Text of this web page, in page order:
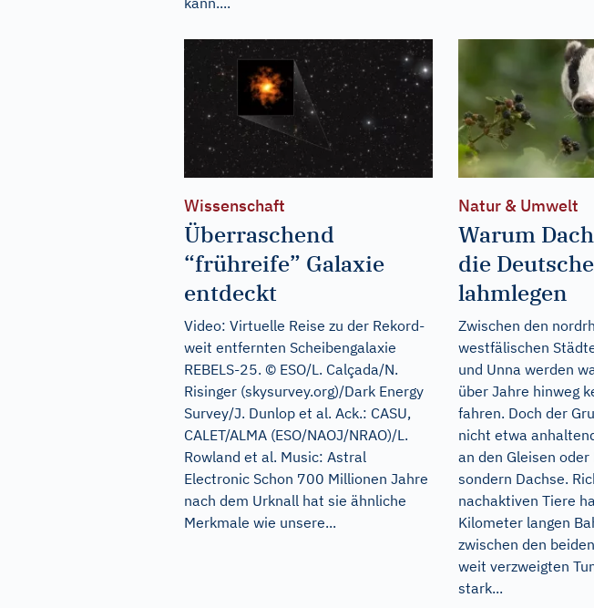
Wissenschaft
Überraschend
“frühreife” Galaxie
entdeckt
Video: Virtuelle Reise zu der Rekord-
weit entfernten Scheibengalaxie
REBELS-25. © ESO/L. Calçada/N.
Risinger (skysurvey.org)/Dark Energy
Survey/J. Dunlop et al. Ack.: CASU,
CALET/ALMA (ESO/NAOJ/NRAO)/L.
Rowland et al. Music: Astral
Electronic Schon 700 Millionen Jahre
nach dem Urknall hat sie ähnliche
Merkmale wie unsere...
Natur & Umwelt
Warum
die
lahmlegen
Zwischen den
westfälischen
und Unna werden
über Jahre hinweg
fahren. Doch der
nicht etwa
an den Gleisen
sondern Dachse.
nachaktiven Tiere
Kilometer langen
zwischen den
weit verzweigten
stark...